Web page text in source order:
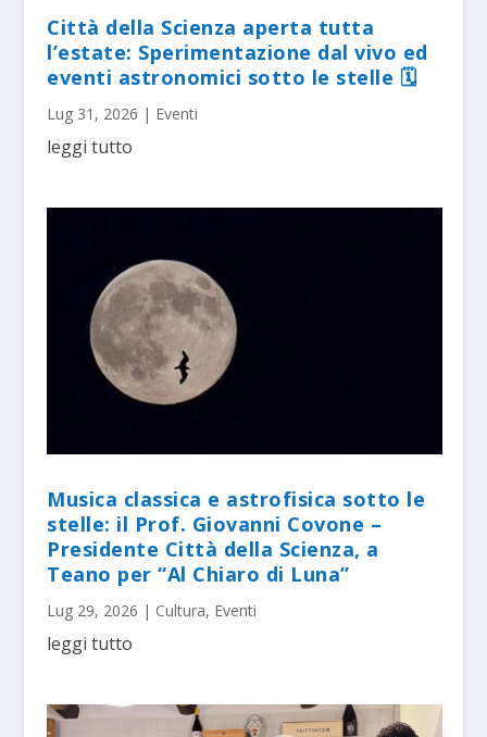
Città della Scienza aperta tutta
l’estate: Sperimentazione dal vivo ed
eventi astronomici sotto le stelle 🗓
Lug 31, 2026 | Eventi
leggi tutto
Musica classica e astrofisica sotto le
stelle: il Prof. Giovanni Covone –
Presidente Città della Scienza, a
Teano per “Al Chiaro di Luna”
Lug 29, 2026 | Cultura, Eventi
leggi tutto